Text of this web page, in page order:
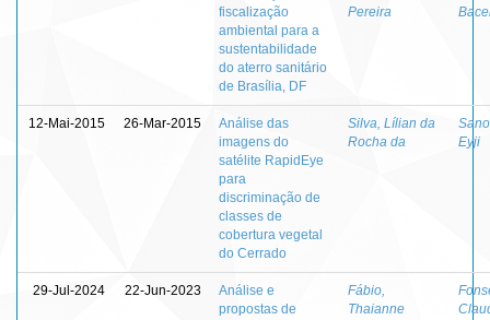
fiscalização
ambiental para a
sustentabilidade
do aterro sanitário
de Brasília, DF
Pereira
12-Mai-2015 26-Mar-2015
Análise das
imagens do
satélite RapidEye
para
discriminação de
classes de
cobertura vegetal
do Cerrado
Silva, Lílian da
Rocha da
Eyji
29-Jul-2024 22-Jun-2023
Análise e
propostas de
Fábio,
Thaianne